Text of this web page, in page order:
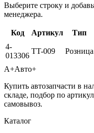
Выберите строку и
менеджера.
Код Артикул Тип
4-
013306
TT-009 Розница
А+Авто+
Купить автозапчасти в
складе, подбор по
самовывоз.
Каталог